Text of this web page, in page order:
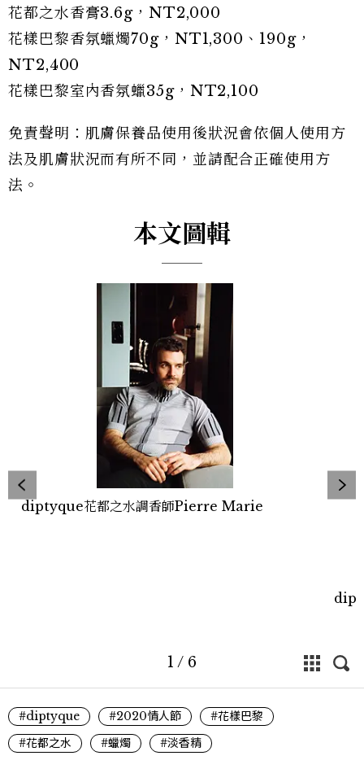
花都之水香膏3.6g，NT2,000
花樣巴黎香氛蠟燭70g，NT1,300、190g，
NT2,400
花樣巴黎室內香氛蠟35g，NT2,100
免責聲明：肌膚保養品使用後狀況會依個人使用方
法及肌膚狀況而有所不同，並請配合正確使用方
法。
本文圖輯
diptyque花都之水調香師Pierre Marie
1 / 6
#diptyque #2020情人節
#花樣巴黎
#花都之水
#蠟燭 #淡香精